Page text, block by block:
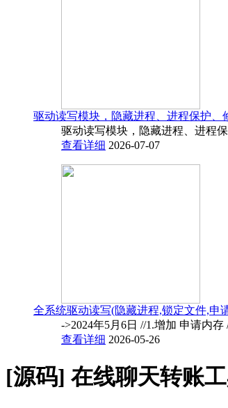
驱动读写模块，隐藏进程、进程保护、
驱动读写模块，隐藏进程、进程
查看详细 2026-07-07
全系统驱动读写(隐藏进程,锁定文件,申
->2024年5月6日 //1.增加 申请内
查看详细 2026-05-26
[源码] 在线聊天转账